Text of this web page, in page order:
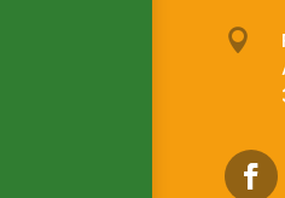
